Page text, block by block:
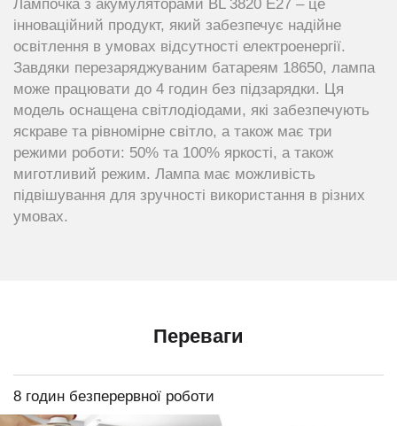
Лампочка з акумуляторами BL 3820 E27 – це
інноваційний продукт, який забезпечує надійне
освітлення в умовах відсутності електроенергії.
Завдяки перезаряджуваним батареям 18650, лампа
може працювати до 4 годин без підзарядки. Ця
модель оснащена світлодіодами, які забезпечують
яскраве та рівномірне світло, а також має три
режими роботи: 50% та 100% яркості, а також
миготливий режим. Лампа має можливість
підвішування для зручності використання в різних
умовах.
Переваги
8 годин безперервної роботи